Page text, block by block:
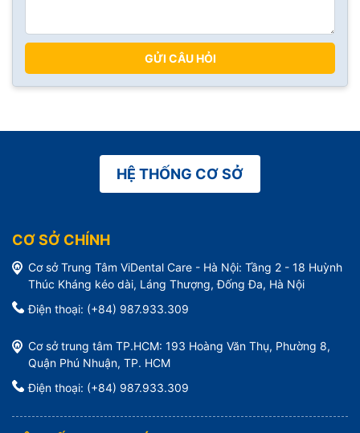
GỬI CÂU HỎI
HỆ THỐNG CƠ SỞ
CƠ SỞ CHÍNH
Cơ sở Trung Tâm ViDental Care - Hà Nội: Tầng 2 - 18 Huỳnh
Thúc Kháng kéo dài, Láng Thượng, Đống Đa, Hà Nội
Điện thoại: (+84) 987.933.309
Cơ sở trung tâm TP.HCM: 193 Hoàng Văn Thụ, Phường 8,
Quận Phú Nhuận, TP. HCM
Điện thoại: (+84) 987.933.309